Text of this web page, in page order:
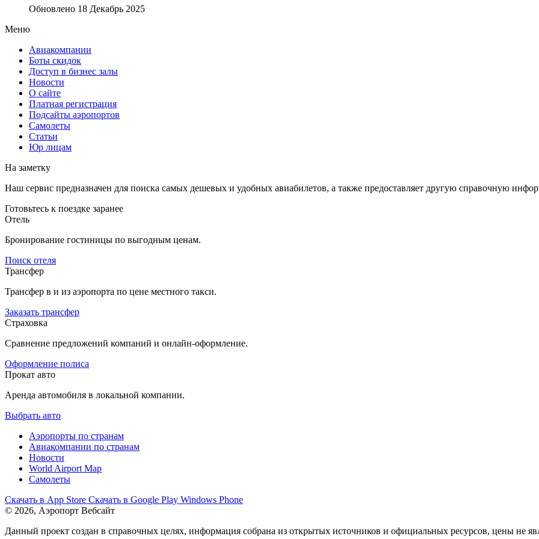
Обновлено 18 Декабрь 2025
Меню
Авиакомпании
Боты скидок
Доступ в бизнес залы
Новости
О сайте
Платная регистрация
Подсайты аэропортов
Самолеты
Статьи
Юр лицам
На заметку
Наш сервис предназначен для поиска самых дешевых и удобных авиабилетов, а также предоставляет другую справочную
Готовьтесь к поездке заранее
Отель
Бронирование гостиницы по выгодным ценам.
Поиск отеля
Трансфер
Трансфер в и из аэропорта по цене местного такси.
Заказать трансфер
Страховка
Сравнение предложений компаний и онлайн-оформление.
Оформление полиса
Прокат авто
Аренда автомобиля в локальной компании.
Выбрать авто
Аэропорты по странам
Авиакомпании по странам
Новости
World Airport Map
Самолеты
Скачать в App Store Скачать в Google Play Windows Phone
© 2026, Аэропорт Вебсайт
Данный проект создан в справочных целях, информация собрана из открытых источников и официальных ресурсов, цены не